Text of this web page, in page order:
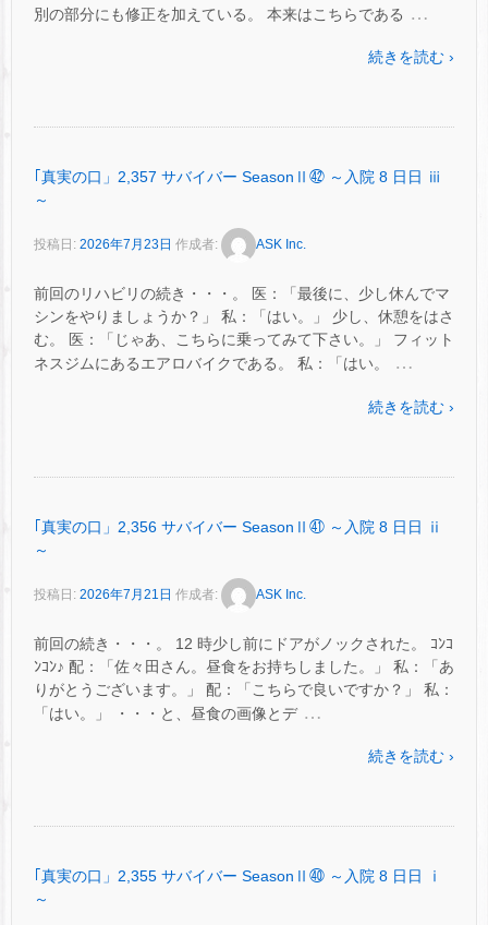
別の部分にも修正を加えている。 本来はこちらである …
続きを読む ›
｢真実の口」2,357 サバイバー SeasonⅡ㊷ ～入院 8 日日 ⅲ
～
投稿日: 2026年7月23日 作成者: ASK Inc.
前回のリハビリの続き・・・。 医：「最後に、少し休んでマ
シンをやりましょうか？」 私：「はい。」 少し、休憩をはさ
む。 医：「じゃあ、こちらに乗ってみて下さい。」 フィット
ネスジムにあるエアロバイクである。 私：「はい。
…
続きを読む ›
｢真実の口」2,356 サバイバー SeasonⅡ㊶ ～入院 8 日日 ⅱ
～
投稿日: 2026年7月21日 作成者: ASK Inc.
前回の続き・・・。 12 時少し前にドアがノックされた。 ｺﾝｺ
ﾝｺﾝ♪ 配：「佐々田さん。昼食をお持ちしました。」 私：「あ
りがとうございます。」 配：「こちらで良いですか？」 私：
「はい。」 ・・・と、昼食の画像とデ …
続きを読む ›
｢真実の口」2,355 サバイバー SeasonⅡ㊵ ～入院 8 日日 ⅰ
～